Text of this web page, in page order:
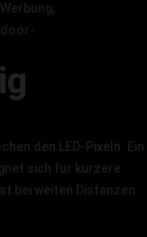
den LED-Pixeln. Ein
sich für kürzere
bei weiten Distanzen